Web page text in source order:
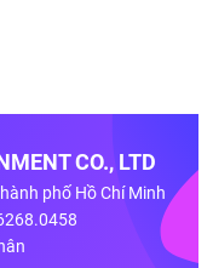
CO., LTD
phố Hồ Chí Minh